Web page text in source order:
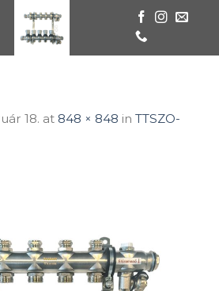
18. at 848 × 848 in TTSZO-